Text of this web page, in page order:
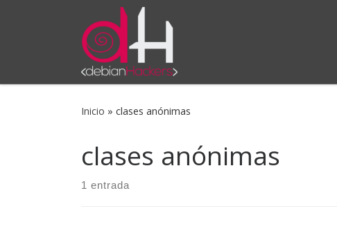
Saltar al contenido
Inicio » clases anónimas
clases anónimas
1 entrada